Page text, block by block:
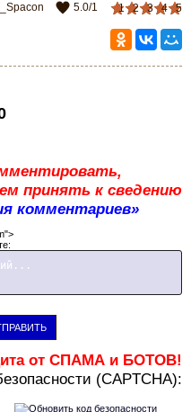
1 2 3 4 5
5.0/1
принять к сведению
комментариев»
от СПАМА и БОТОВ!
(CAPTCHA):